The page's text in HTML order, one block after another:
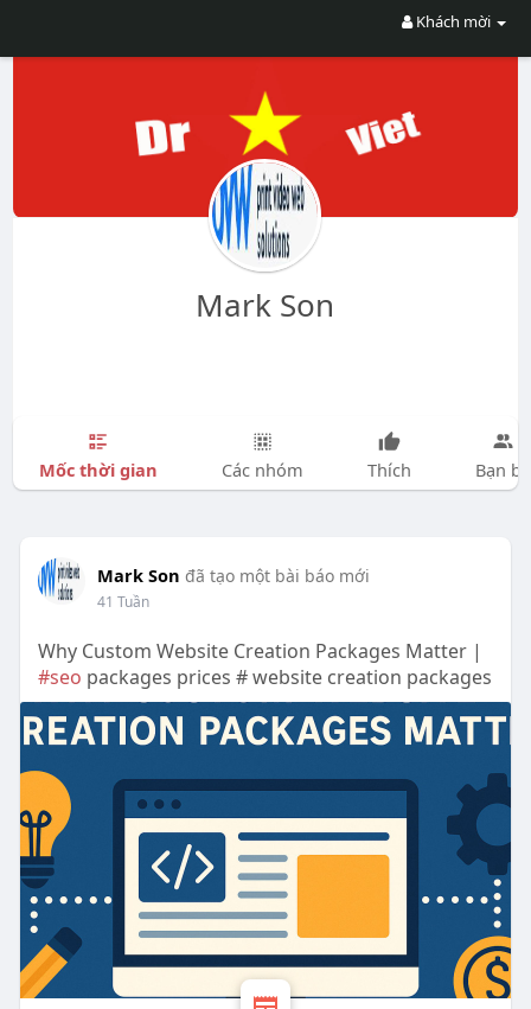
Khách mời
Mark Son
Mốc thời gian Các nhóm Thích Bạn bè
Mark Son đã tạo một bài báo mới
41 Tuần
Why Custom Website Creation Packages Matter |
#seo packages prices # website creation packages